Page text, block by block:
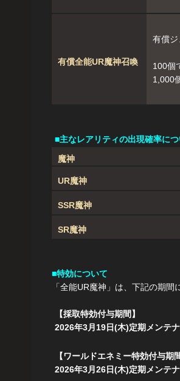
有償全能UR魔神召喚
有償ジ
100個
1,000
■主なレアリティの出現確率につ
魔神
UR魔神
SSR魔神
SR魔神
■特効について
「全能UR魔神」は、下記の期間
【採取特効付与期間】
2026年3月19日(木)定期メンテ
【ワールドエネミー特効付与期間
2026年3月26日(木)定期メンテ